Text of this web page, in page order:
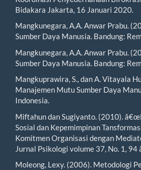
Bidakara Jakarta, 16 Januari 2020.
Mangkunegara, A.A. Anwar Prabu.
Sumber Daya Manusia. Bandung:
Mangkunegara, A.A. Anwar Prabu.
Sumber Daya Manusia. Bandung:
Mangkuprawira, S., dan A. Vitayala
Manajemen Mutu Sumber Daya
Indonesia.
Miftahun dan Sugiyanto. (2010).
Sosial dan Kepemimpinan
Komitmen Organisasi dengan
Jurnal Psikologi volume 37, No. 1, 94
Moleong, Lexy. (2006). Metodologi